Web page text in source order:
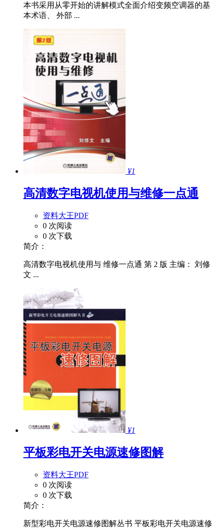
本书采用从零开始的讲解模式全面介绍变频空调器的基
本术语、 外部 ...
¥1
高清数字电视机使用与维修一点通
资料大王PDF
0 次阅读
0 次下载
简介：
高清数字电视机使用与 维修一点通 第 2 版 主编： 刘修
文 ...
¥1
平板彩电开关电源速修图解
资料大王PDF
0 次阅读
0 次下载
简介：
新型彩电开关电源速修图解丛书 平板彩电开关电源速修